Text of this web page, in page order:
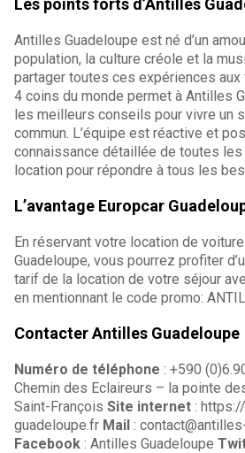
Les points forts d’Antilles
Antilles Guadeloupe est né d’un
population, la culture créole et la
partager toutes ces expériences
4 coins du monde permet à Antilles
les meilleurs conseils pour vivre un
commun. L’équipe est réactive et
connaissance détaillée de toutes
location pour répondre à tous les
L’avantage Europcar
En réservant votre location de
Guadeloupe, vous pourrez profiter
tarif de la location de votre séjour
en mentionnant le code promo:
Contacter Antilles Guadeloupe
Numéro de téléphone : +590
Chemin des Eclaireurs – la pointe
Saint-François Site internet :
guadeloupe.fr Mail :
Facebook : Antilles Guadeloupe